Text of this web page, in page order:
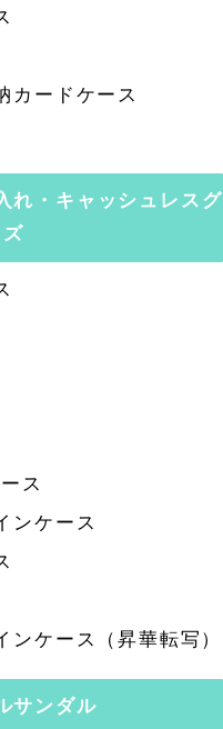
カードケース
れ・キャッシュレスグ
ズ
ス
ンケース
ンケース（昇華転写）
サンダル